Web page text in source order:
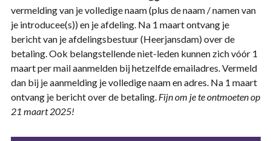
vermelding van je volledige naam (plus de naam / namen van
je introducee(s)) en je afdeling. Na 1 maart ontvang je
bericht van je afdelingsbestuur (Heerjansdam) over de
betaling. Ook belangstellende niet-leden kunnen zich vóór 1
maart per mail aanmelden bij hetzelfde emailadres. Vermeld
dan bij je aanmelding je volledige naam en adres. Na 1 maart
ontvang je bericht over de betaling. Fijn om je te ontmoeten op
21 maart 2025!